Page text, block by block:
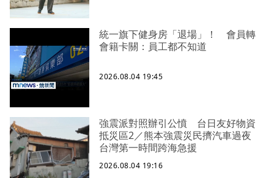
統一旗下健身房「退場」！ 會員轉
會籍卡關：員工都不知道
2026.08.04 19:45
強震派對照辦引公憤 台日友好物資
抵災區2／熊本強震災民擠汽車過夜
台灣第一時間跨海急援
2026.08.04 19:16